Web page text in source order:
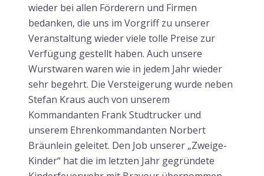
wieder bei allen Förderern und Firmen
bedanken, die uns im Vorgriff zu unserer
Veranstaltung wieder viele tolle Preise zur
Verfügung gestellt haben. Auch unsere
Wurstwaren waren wie in jedem Jahr wieder
sehr begehrt. Die Versteigerung wurde neben
Stefan Kraus auch von unserem
Kommandanten Frank Studtrucker und
unserem Ehrenkommandanten Norbert
Bräunlein geleitet. Den Job unserer „Zweige-
Kinder“ hat die im letzten Jahr gegründete